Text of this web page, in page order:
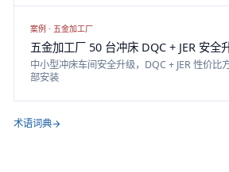
服送料机的具体选型建议。
案例 · 五金加工厂
五金加工厂 50 台冲床 DQC + JER 安全
中小型冲床车间安全升级，DQC + JER 性价比
部安装
术语词典